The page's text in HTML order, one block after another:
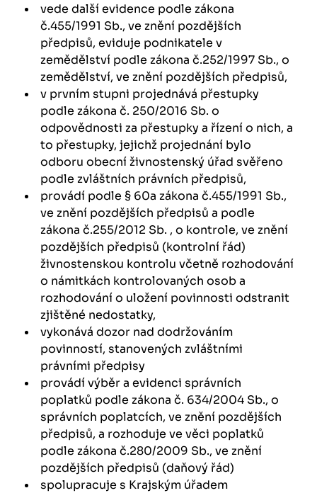
vede další evidence podle zákona
č.455/1991 Sb., ve znění pozdějších
předpisů, eviduje podnikatele v
zemědělství podle zákona č.252/1997 Sb., o
zemědělství, ve znění pozdějších předpisů,
v prvním stupni projednává přestupky
podle zákona č. 250/2016 Sb. o
odpovědnosti za přestupky a řízení o nich, a
to přestupky, jejichž projednání bylo
odboru obecní živnostenský úřad svěřeno
podle zvláštních právních předpisů,
provádí podle § 60a zákona č.455/1991 Sb.,
ve znění pozdějších předpisů a podle
zákona č.255/2012 Sb. , o kontrole, ve znění
pozdějších předpisů (kontrolní řád)
živnostenskou kontrolu včetně rozhodování
o námitkách kontrolovaných osob a
rozhodování o uložení povinnosti odstranit
zjištěné nedostatky,
vykonává dozor nad dodržováním
povinností, stanovených zvláštními
právními předpisy
provádí výběr a evidenci správních
poplatků podle zákona č. 634/2004 Sb., o
správních poplatcích, ve znění pozdějších
předpisů, a rozhoduje ve věci poplatků
podle zákona č.280/2009 Sb., ve znění
pozdějších předpisů (daňový řád)
spolupracuje s Krajským úřadem